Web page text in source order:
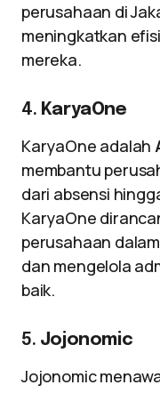
perusahaan di
meningkatkan
mereka.
4. KaryaOne
KaryaOne adalah
membantu
dari absensi
KaryaOne
perusahaan
dan mengelola
baik.
5. Jojonomic
Jojonomic